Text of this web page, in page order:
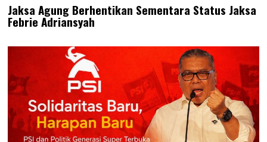
Jaksa Agung Berhentikan Sementara Status Jaksa
Febrie Adriansyah